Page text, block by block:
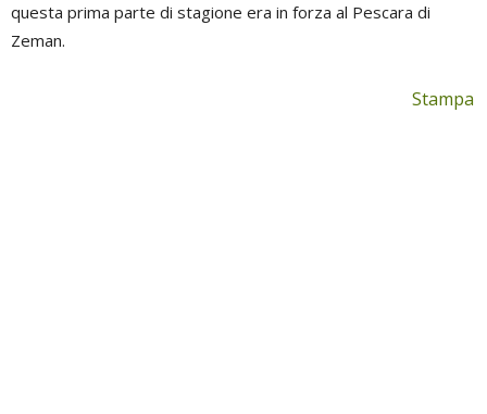
questa prima parte di stagione era in forza al Pescara di
Zeman.
Stampa